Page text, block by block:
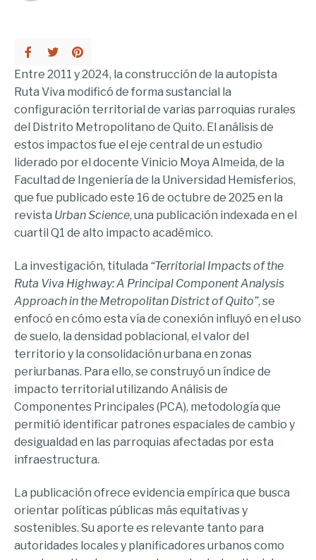
Entre 2011 y 2024, la construcción de la autopista
Ruta Viva modificó de forma sustancial la
configuración territorial de varias parroquias rurales
del Distrito Metropolitano de Quito. El análisis de
estos impactos fue el eje central de un estudio
liderado por el docente Vinicio Moya Almeida, de la
Facultad de Ingeniería de la Universidad Hemisferios,
que fue publicado este 16 de octubre de 2025 en la
revista Urban Science, una publicación indexada en el
cuartil Q1 de alto impacto académico.
La investigación, titulada “Territorial Impacts of the
Ruta Viva Highway: A Principal Component Analysis
Approach in the Metropolitan District of Quito”, se
enfocó en cómo esta vía de conexión influyó en el uso
de suelo, la densidad poblacional, el valor del
territorio y la consolidación urbana en zonas
periurbanas. Para ello, se construyó un índice de
impacto territorial utilizando Análisis de
Componentes Principales (PCA), metodología que
permitió identificar patrones espaciales de cambio y
desigualdad en las parroquias afectadas por esta
infraestructura.
La publicación ofrece evidencia empírica que busca
orientar políticas públicas más equitativas y
sostenibles. Su aporte es relevante tanto para
autoridades locales y planificadores urbanos como